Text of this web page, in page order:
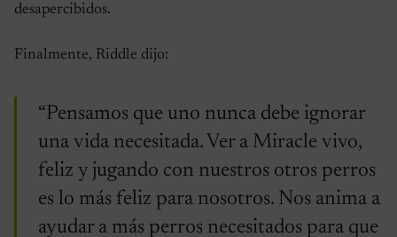
desapercibidos.
Finalmente, Riddle dijo:
“Pensamos que uno nunca debe ignorar
una vida necesitada. Ver a Miracle vivo,
feliz y jugando con nuestros otros perros
es lo más feliz para nosotros. Nos anima a
ayudar a más perros necesitados para que